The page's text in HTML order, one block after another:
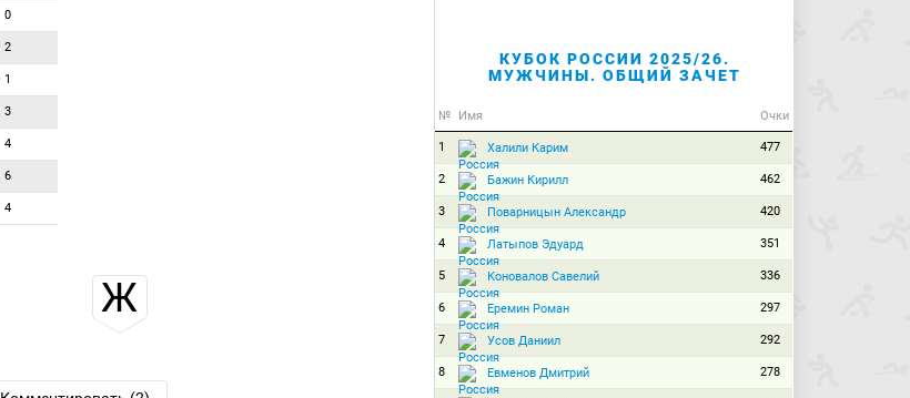
0
2
1
3
4
6
4
Ж
КУБОК РОССИИ 2025/26.
МУЖЧИНЫ. ОБЩИЙ ЗАЧЕТ
№ Имя Очки
1 Халили Карим 477
2 Бажин Кирилл 462
3 Поварницын Александр 420
4 Латыпов Эдуард 351
5 Коновалов Савелий 336
6 Еремин Роман 297
7 Усов Даниил 292
8 Евменов Дмитрий 278